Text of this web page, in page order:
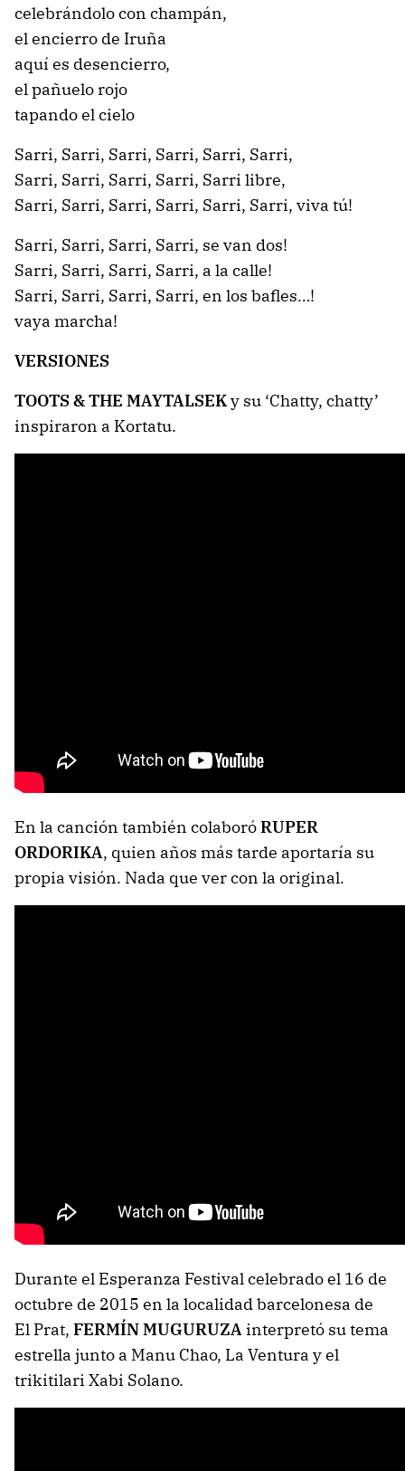
celebrándolo con champán,
el encierro de Iruña
aquí es desencierro,
el pañuelo rojo
tapando el cielo
Sarri, Sarri, Sarri, Sarri, Sarri, Sarri,
Sarri, Sarri, Sarri, Sarri, Sarri libre,
Sarri, Sarri, Sarri, Sarri, Sarri, Sarri, viva tú!
Sarri, Sarri, Sarri, Sarri, se van dos!
Sarri, Sarri, Sarri, Sarri, a la calle!
Sarri, Sarri, Sarri, Sarri, en los bafles…!
vaya marcha!
VERSIONES
TOOTS & THE MAYTALSEKy su ‘Chatty, chatty’
inspiraron a Kortatu.
En la canción también colaboróRUPER
ORDORIKA, quien años más tarde aportaría su
propia visión. Nada que ver con la original.
Durante el Esperanza Festival celebrado el 16 de
octubre de 2015 en la localidad barcelonesa de
El Prat, FERMÍN MUGURUZAinterpretó su tema
estrella junto a Manu Chao, La Ventura y el
trikitilari Xabi Solano.